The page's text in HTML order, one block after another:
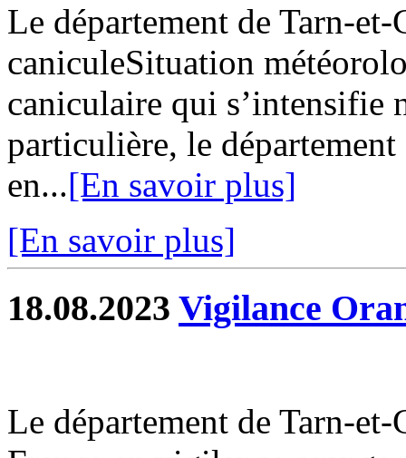
Le département de Tarn-
caniculeSituation
caniculaire qui s’intensifie
particulière, le
en...[En savoir plus]
[En savoir plus]
18.08.2023 Vigilance
Le département de Tarn-